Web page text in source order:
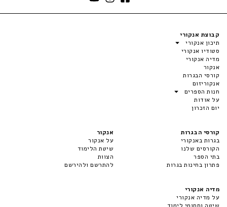
קבוצת אנקורי
תיכון אנקורי
סטודיו אנקורי
מדיה אנקורי
אנקור
קורסי הבגרות
אנקוריזום
חנות הספרים
על אודות
יום הזכרון
קורסי הבגרות
בגרות באנקורי
הקורסים שלנו
בתי הספר
פתרון בחינות בגרות
אנקור
על אנקור
שיטת הלימוד
הצוות
להתרשם ולהירשם
מדיה אנקורי
על מדיה אנקורי